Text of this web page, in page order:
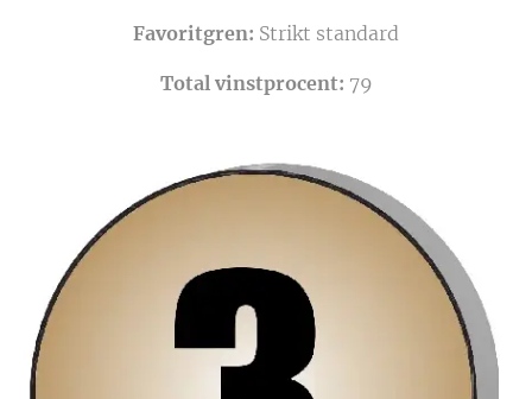
Favoritgren: Strikt standard
Total vinstprocent: 79